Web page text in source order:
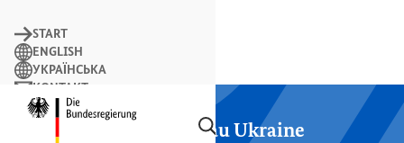
Startseite der Plattform
START
ENGLISH
УКРАЇНСЬКА
KONTAKT
LEICHTE SPRACHE
Plattform Wiederaufbau Ukraine